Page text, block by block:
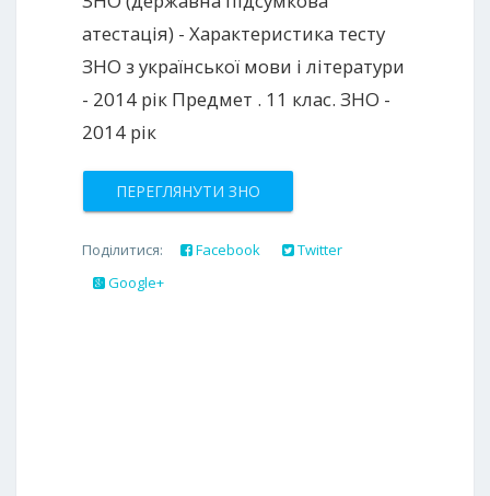
атестація) - Характеристика тесту
ЗНО з української мови і літератури
- 2014 рік Предмет . 11 клас. ЗНО -
2014 рік
ПЕРЕГЛЯНУТИ ЗНО
Поділитися: Facebook
Twitter
Google+